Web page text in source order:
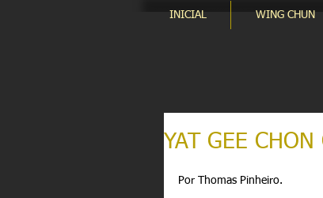
INICIAL WING CHUN
YAT GEE CHON
Por Thomas Pinheiro.